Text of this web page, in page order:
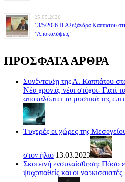
25.05.2026
13/5/2026 Η Αλεξάνδρα Καππάτου
“Αποκαλύψεις”
ΠΡΟΣΦΑΤΑ ΑΡΘΡΑ
Συνέντευξη της Α. Καππάτου
Νέα χρονιά, νέοι στόχοι- Γιατί
αποκαλύπτει τα μυστικά της
Τυχερές οι χώρες της
στον ήλιο 13.03.2023
Σκοτεινή ενσυναίσθηση: Πόσο
ψυχοπαθείς και οι